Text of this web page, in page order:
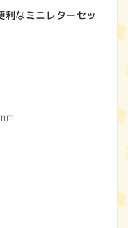
なミニレターセッ